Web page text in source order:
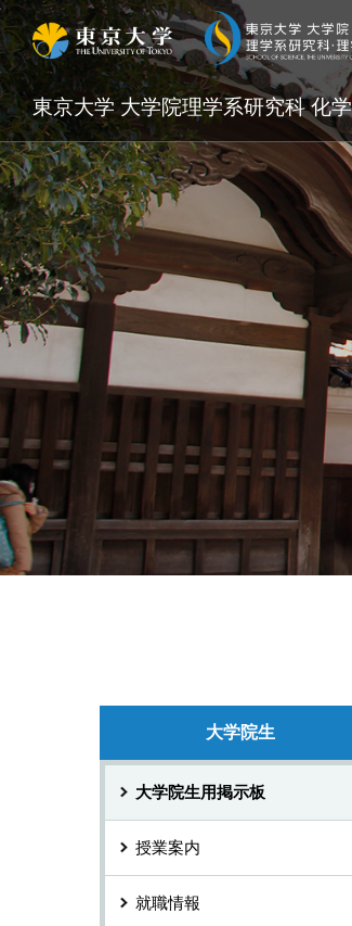
東京大学 大学院理学系研究科 化
大学院生
大学院生用掲示板
授業案内
就職情報